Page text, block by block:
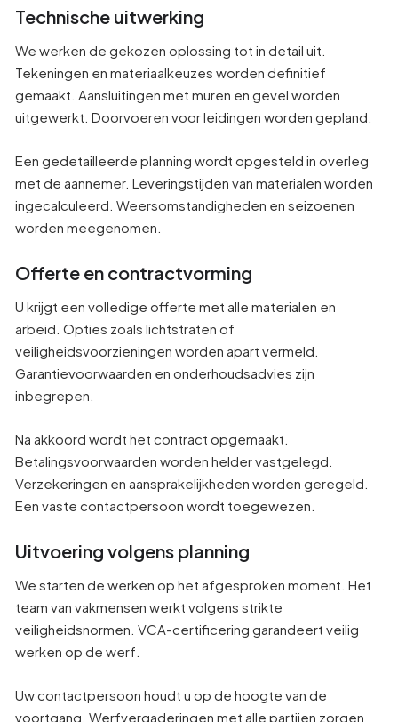
Technische uitwerking
We werken de gekozen oplossing tot in detail uit.
Tekeningen en materiaalkeuzes worden definitief
gemaakt. Aansluitingen met muren en gevel worden
uitgewerkt. Doorvoeren voor leidingen worden gepland.
Een gedetailleerde planning wordt opgesteld in overleg
met de aannemer. Leveringstijden van materialen worden
ingecalculeerd. Weersomstandigheden en seizoenen
worden meegenomen.
Offerte en contractvorming
U krijgt een volledige offerte met alle materialen en
arbeid. Opties zoals lichtstraten of
veiligheidsvoorzieningen worden apart vermeld.
Garantievoorwaarden en onderhoudsadvies zijn
inbegrepen.
Na akkoord wordt het contract opgemaakt.
Betalingsvoorwaarden worden helder vastgelegd.
Verzekeringen en aansprakelijkheden worden geregeld.
Een vaste contactpersoon wordt toegewezen.
Uitvoering volgens planning
We starten de werken op het afgesproken moment. Het
team van vakmensen werkt volgens strikte
veiligheidsnormen. VCA-certificering garandeert veilig
werken op de werf.
Uw contactpersoon houdt u op de hoogte van de
voortgang. Werfvergaderingen met alle partijen zorgen